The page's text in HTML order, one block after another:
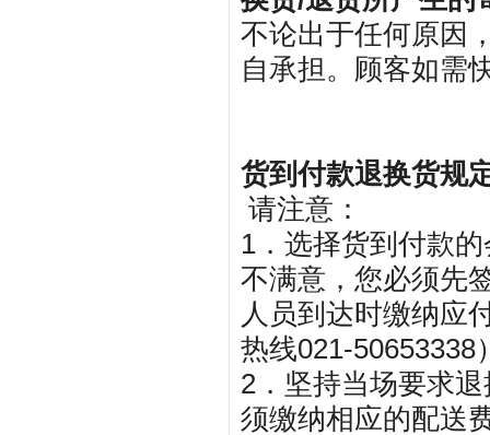
不论出于任何原因
自承担。顾客如
货到付款退换货规
请注意：
1．选择货到付款
不满意，您必须先
人员到达时缴纳应
热线021-50653338
2．坚持当场要求
须缴纳相应的配送